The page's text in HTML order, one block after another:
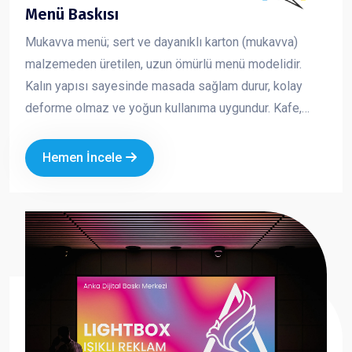
Menü Baskısı
Mukavva menü; sert ve dayanıklı karton (mukavva)
malzemeden üretilen, uzun ömürlü menü modelidir.
Kalın yapısı sayesinde masada sağlam durur, kolay
deforme olmaz ve yoğun kullanıma uygundur. Kafe,
pratik bir çözümdür. Marka kimliğinizi güçlü ve düzenli
bir şekilde yansıtmanıza yardımcı olur.
Hemen İncele